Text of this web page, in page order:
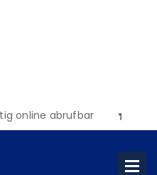
online abrufbar